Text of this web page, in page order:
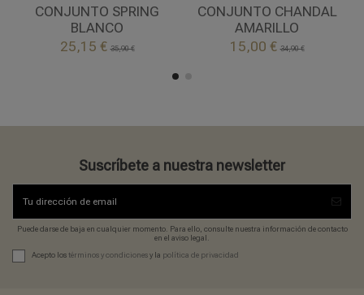
CONJUNTO SPRING
BLANCO
25,15 €35,90 €
BLANCO
 Añadir al carrito
CONJUNTO CHANDAL
AMARILLO
15,00 €34,90 €
AMARILLO
 Añadir al carrito
Suscríbete a nuestra newsletter
Puede darse de baja en cualquier momento. Para ello, consulte nuestra información de contacto
en el aviso legal.
Acepto lostérminos y condicionesy la política de privacidad